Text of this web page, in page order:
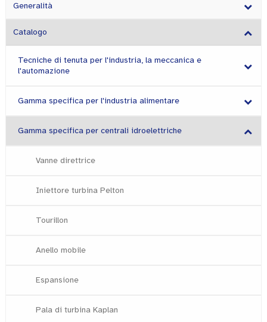
Generalità
Catalogo
Tecniche di tenuta per l'industria, la meccanica e
l'automazione
Gamma specifica per l'industria alimentare
Gamma specifica per centrali idroelettriche
Vanne direttrice
Iniettore turbina Pelton
Tourillon
Anello mobile
Espansione
Pala di turbina Kaplan